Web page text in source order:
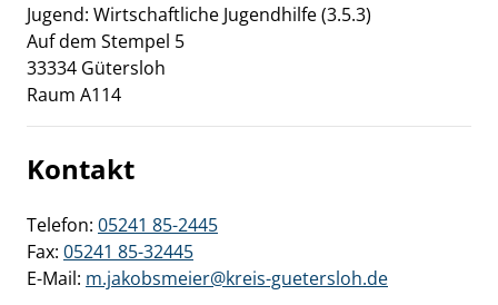
Jugend: Wirtschaftliche Jugendhilfe (3.5.3)
Auf dem Stempel 5
33334 Gütersloh
Raum A114
Kontakt
Telefon: 05241 85-2445
Fax: 05241 85-32445
E-Mail: m.jakobsmeier@kreis-guetersloh.de